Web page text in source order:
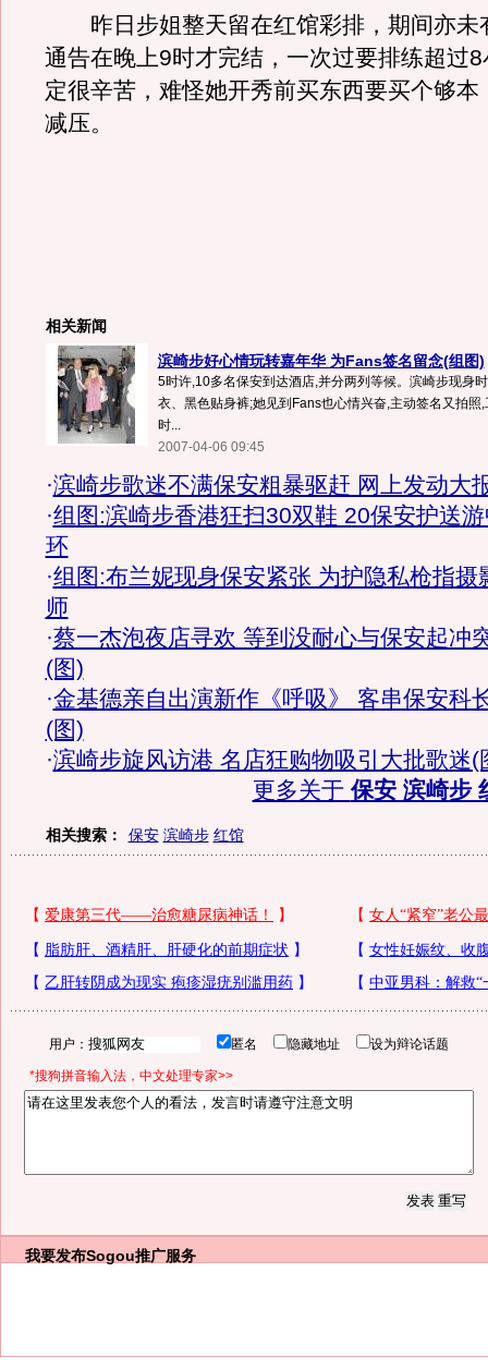
昨日步姐整天留在红馆彩排，期间亦未
通告在晚上9时才完结，一次过要排练超过
定很辛苦，难怪她开秀前买东西要买个够本
减压。
相关新闻
滨崎步好心情玩转嘉年华 为Fans签名留念(组图)
5时许,10多名保安到达酒店,并分两列等候。滨崎步现身
衣、黑色贴身裤;她见到Fans也心情兴奋,主动签名又拍照
时...
2007-04-06 09:45
·滨崎步歌迷不满保安粗暴驱赶 网上发动大
·组图:滨崎步香港狂扫30双鞋 20保安护送
环
·组图:布兰妮现身保安紧张 为护隐私枪指摄
师
·蔡一杰泡夜店寻欢 等到没耐心与保安起冲
(图)
·金基德亲自出演新作《呼吸》 客串保安科
(图)
·滨崎步旋风访港 名店狂购物吸引大批歌迷(
更多关于保安 滨崎步
相关搜索： 保安 滨崎步 红馆
用户： 匿名 隐藏地址 设为辩论话题
*搜狗拼音输入法，中文处理专家>>
我要发布Sogou推广服务